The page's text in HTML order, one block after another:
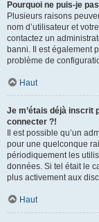
Pourquoi ne puis-je
Plusieurs raisons
nom d’utilisateur et
contactez un
banni. Il est également
problème de
Haut
Je m’étais déjà inscrit
connecter ?!
Il est possible qu’un
pour une quelconque
périodiquement les
données. Si tel était le
plus activement aux
Haut